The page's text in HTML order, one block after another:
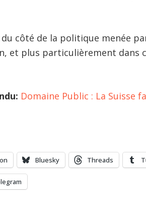
côté de la politique menée
et plus particulièrement dans
Domaine Public : La Suisse
Bluesky Threads